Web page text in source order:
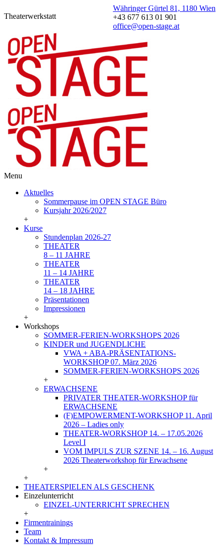
Theaterwerkstatt
Währinger Gürtel 81, 1180 Wien
+43 677 613 01 901
office@open-stage.at
Menu
Aktuelles
Sommerpause im OPEN STAGE Büro
Kursjahr 2026/2027
+
Kurse
Stundenplan 2026-27
THEATER
8 – 11 JAHRE
THEATER
11 – 14 JAHRE
THEATER
14 – 18 JAHRE
Präsentationen
Impressionen
+
Workshops
SOMMER-FERIEN-WORKSHOPS 2026
KINDER und JUGENDLICHE
VWA + ABA-PRÄSENTATIONS-
WORKSHOP 07. März 2026
SOMMER-FERIEN-WORKSHOPS 2026
+
ERWACHSENE
PRIVATER THEATER-WORKSHOP für
ERWACHSENE
(F)EMPOWERMENT-WORKSHOP 11. April
2026 – Ladies only
THEATER-WORKSHOP 14. – 17.05.2026
Level I
VOM IMPULS ZUR SZENE 14. – 16. August
2026 Theaterworkshop für Erwachsene
+
+
THEATERSPIELEN ALS GESCHENK
Einzelunterricht
EINZEL-UNTERRICHT SPRECHEN
+
Firmentrainings
Team
Kontakt & Impressum